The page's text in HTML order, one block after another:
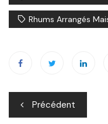
Rhums Arrangés
Navigation
Précédent